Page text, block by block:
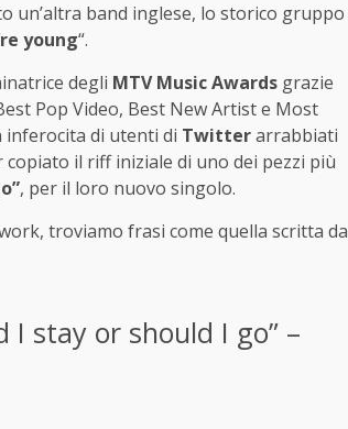
un’altra band inglese, lo storico gruppo
young“.
degli MTV Music Awards grazie
Pop Video, Best New Artist e Most
inferocita di utenti di Twitterarrabbiati
il riff iniziale di uno dei pezzi più
, per il loro nuovo singolo.
troviamo frasi come quella scritta da
I stay or should I go” –